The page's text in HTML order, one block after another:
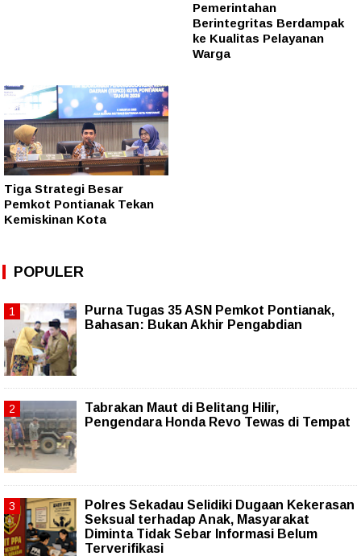
Pemerintahan
Berintegritas Berdampak
ke Kualitas Pelayanan
Warga
Tiga Strategi Besar
Pemkot Pontianak Tekan
Kemiskinan Kota
POPULER
Purna Tugas 35 ASN Pemkot Pontianak,
Bahasan: Bukan Akhir Pengabdian
Tabrakan Maut di Belitang Hilir,
Pengendara Honda Revo Tewas di Tempat
Polres Sekadau Selidiki Dugaan Kekerasan
Seksual terhadap Anak, Masyarakat
Diminta Tidak Sebar Informasi Belum
Terverifikasi